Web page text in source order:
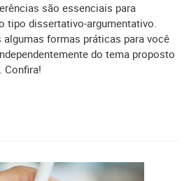
são essenciais para
tipo dissertativo-argumentativo.
formas práticas para você
do tema proposto
Confira!